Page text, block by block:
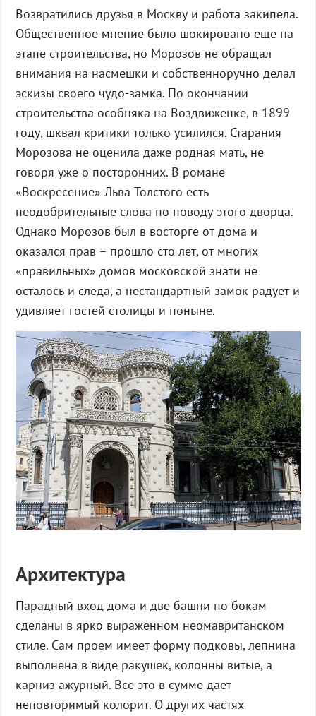
Возвратились друзья в Москву и работа закипела.
Общественное мнение было шокировано еще на
этапе строительства, но Морозов не обращал
внимания на насмешки и собственноручно делал
эскизы своего чудо-замка. По окончании
строительства особняка на Воздвиженке, в 1899
году, шквал критики только усилился. Старания
Морозова не оценила даже родная мать, не
говоря уже о посторонних. В романе
«Воскресение» Льва Толстого есть
неодобрительные слова по поводу этого дворца.
Однако Морозов был в восторге от дома и
оказался прав – прошло сто лет, от многих
«правильных» домов московской знати не
осталось и следа, а нестандартный замок радует и
удивляет гостей столицы и поныне.
Архитектура
Парадный вход дома и две башни по бокам
сделаны в ярко выраженном неомавританском
стиле. Сам проем имеет форму подковы, лепнина
выполнена в виде ракушек, колонны витые, а
карниз ажурный. Все это в сумме дает
неповторимый колорит. О других частях